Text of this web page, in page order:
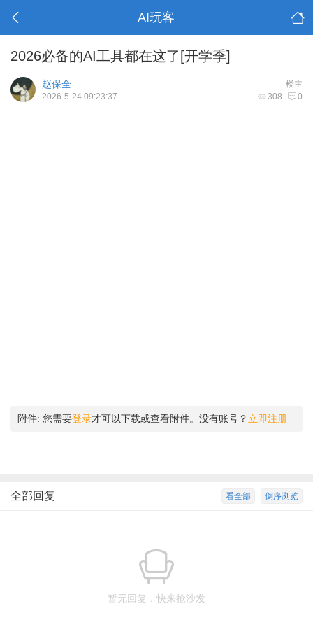
AI玩客
2026必备的AI工具都在这了[开学季] ​
楼主
赵保全
308 0
2026-5-24 09:23:37
附件: 您需要登录才可以下载或查看附件。没有账号？ 立即注册
倒序浏览
看全部
全部回复
暂无回复，快来抢沙发